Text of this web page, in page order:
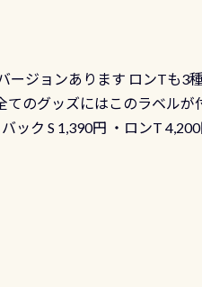
ジョンあります ロンTも3
てのグッズにはこのラベル
ック S 1,390円 ・ロンT